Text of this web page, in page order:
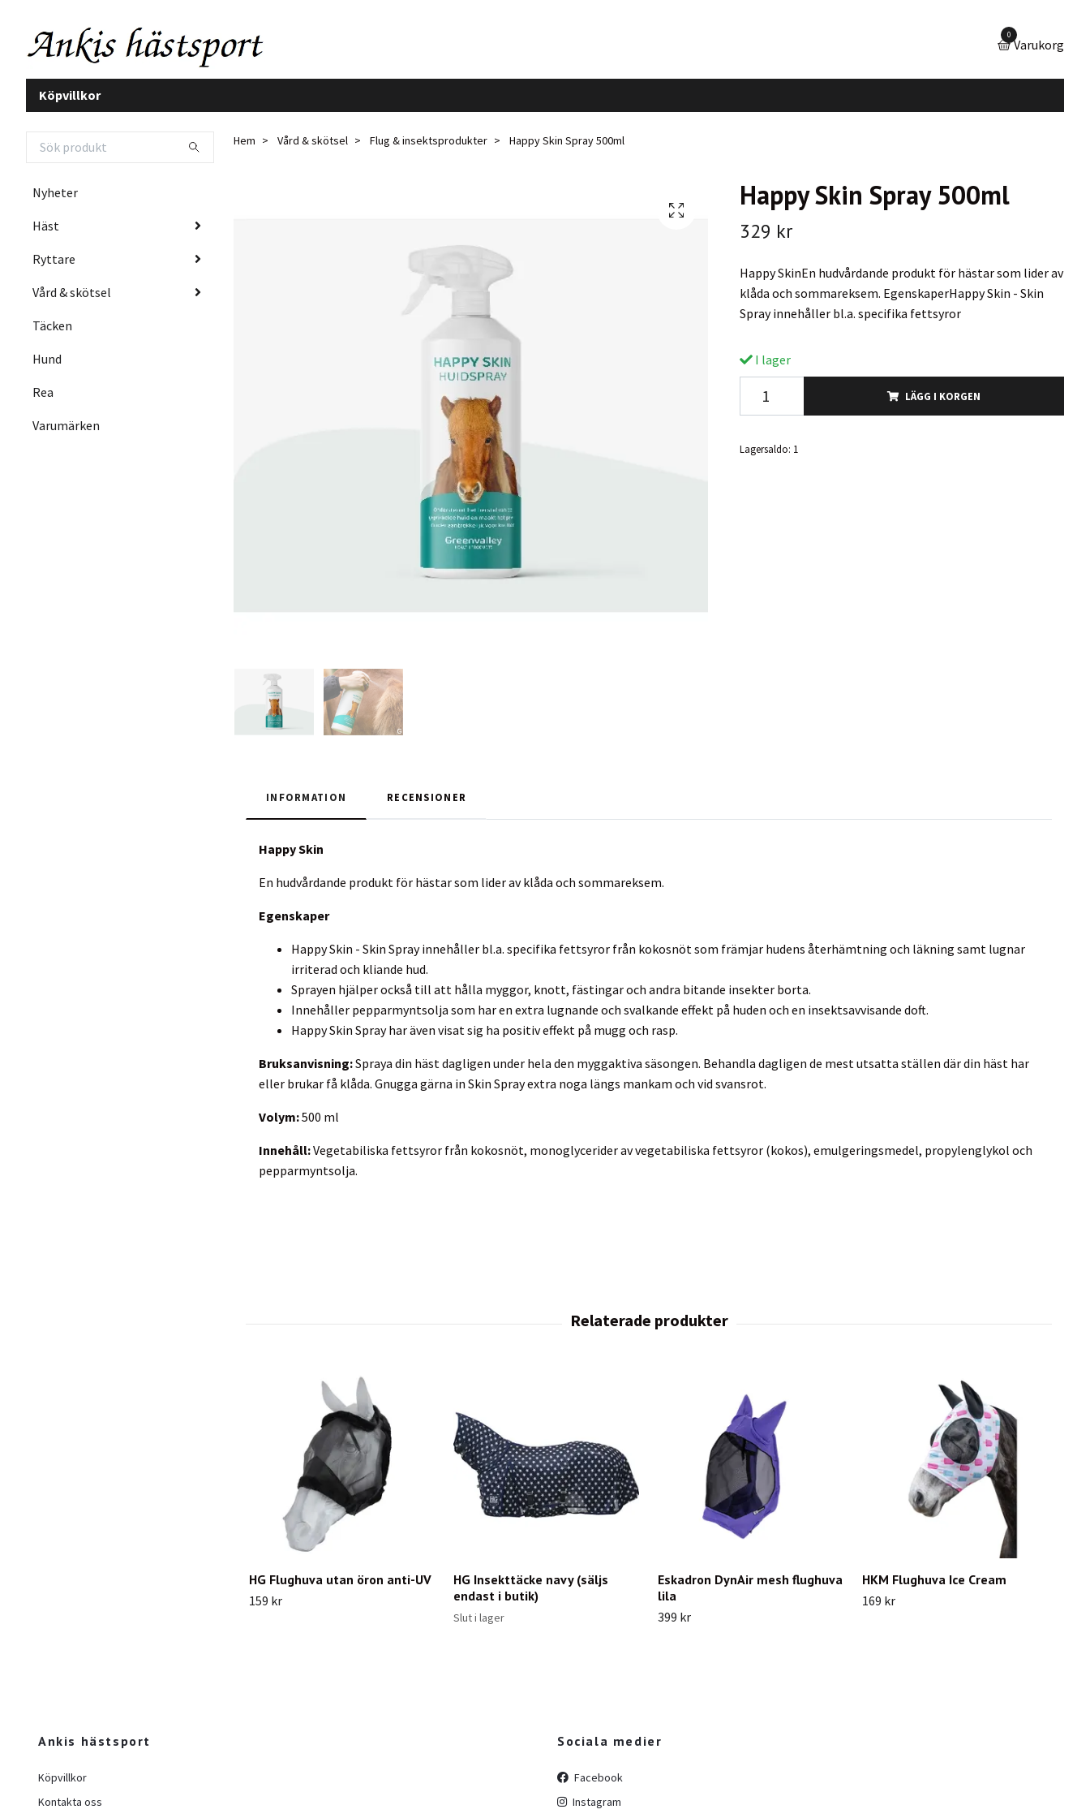
0
Varukorg
Köpvillkor
Nyheter
Häst
Ryttare
Vård & skötsel
Täcken
Hund
Rea
Varumärken
Hem Vård & skötsel Flug & insektsprodukter Happy Skin Spray 500ml
Happy Skin Spray 500ml
329 kr
Happy SkinEn hudvårdande produkt för hästar som lider av
klåda och sommareksem. EgenskaperHappy Skin - Skin
Spray innehåller bl.a. specifika fettsyror
I lager
LÄGG I KORGEN
Lagersaldo: 1
INFORMATION RECENSIONER
Happy Skin
En hudvårdande produkt för hästar som lider av klåda och sommareksem.
Egenskaper
Happy Skin - Skin Spray innehåller bl.a. specifika fettsyror från kokosnöt som främjar hudens återhämtning och läkning samt lugnar
irriterad och kliande hud.
Sprayen hjälper också till att hålla myggor, knott, fästingar och andra bitande insekter borta.
Innehåller pepparmyntsolja som har en extra lugnande och svalkande effekt på huden och en insektsavvisande doft.
Happy Skin Spray har även visat sig ha positiv effekt på mugg och rasp.
Bruksanvisning:Spraya din häst dagligen under hela den myggaktiva säsongen. Behandla dagligen de mest utsatta ställen där din häst har
eller brukar få klåda. Gnugga gärna in Skin Spray extra noga längs mankam och vid svansrot.
Volym:500 ml
Innehåll:Vegetabiliska fettsyror från kokosnöt, monoglycerider av vegetabiliska fettsyror (kokos), emulgeringsmedel, propylenglykol och
pepparmyntsolja.
HG Flughuva utan öron anti-UV
159 kr
HG Insekttäcke navy (säljs
endast i butik)
Slut i lager
Eskadron DynAir mesh flughuva
lila
399 kr
HKM Flughuva Ice Cream
169 kr
Ankis hästsport
Köpvillkor
Kontakta oss
Sociala medier
Facebook
Instagram